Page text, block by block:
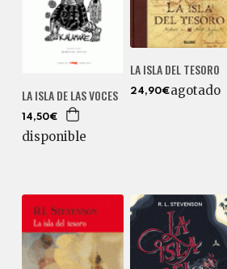
LA ISLA DE LAS VOCES
14,50€
disponible
LA ISLA DEL TESORO
24,90€agotado